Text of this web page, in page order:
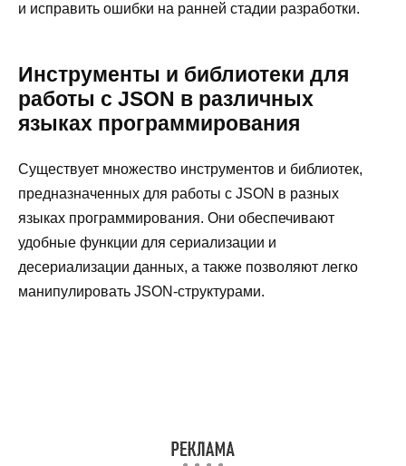
и исправить ошибки на ранней стадии разработки.
Инструменты и библиотеки для
работы с JSON в различных
языках программирования
Существует множество инструментов и библиотек,
предназначенных для работы с JSON в разных
языках программирования. Они обеспечивают
удобные функции для сериализации и
десериализации данных, а также позволяют легко
манипулировать JSON-структурами.